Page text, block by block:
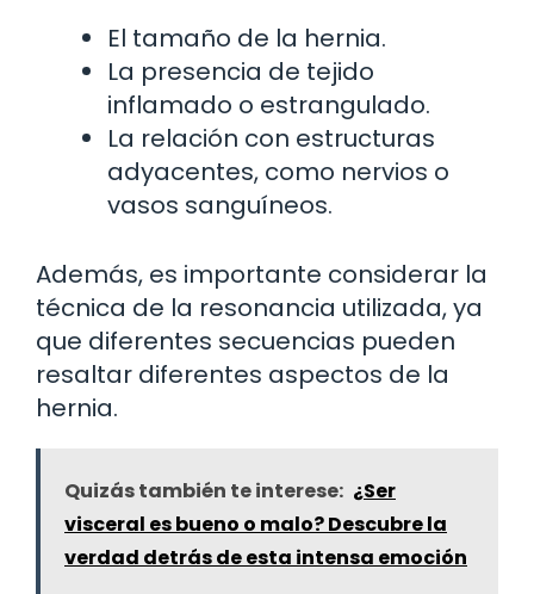
El tamaño de la hernia.
La presencia de tejido
inflamado o estrangulado.
La relación con estructuras
adyacentes, como nervios o
vasos sanguíneos.
Además, es importante considerar la
técnica de la resonancia utilizada, ya
que diferentes secuencias pueden
resaltar diferentes aspectos de la
hernia.
Quizás también te interese: ¿Ser
visceral es bueno o malo? Descubre la
verdad detrás de esta intensa emoción